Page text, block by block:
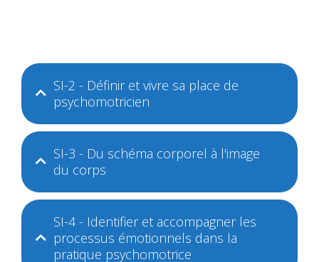
SI-2 - Définir et vivre sa place de
psychomotricien
SI-3 - Du schéma corporel à l'image
du corps
SI-4 - Identifier et accompagner les
processus émotionnels dans la
pratique psychomotrice